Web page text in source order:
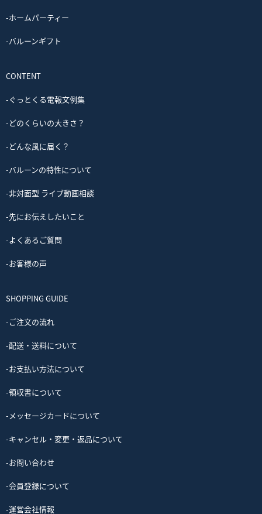
-ホームパーティー
-バルーンギフト
CONTENT
-ぐっとくる電報文例集
-どのくらいの大きさ？
-どんな風に届く？
-バルーンの特性について
-非対面型 ライブ動画相談
-先にお伝えしたいこと
-よくあるご質問
-お客様の声
SHOPPING GUIDE
-ご注文の流れ
-配送・送料について
-お支払い方法について
-領収書について
-メッセージカードについて
-キャンセル・変更・返品について
-お問い合わせ
-会員登録について
-運営会社情報